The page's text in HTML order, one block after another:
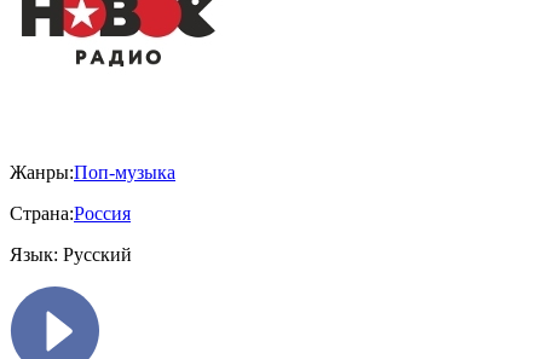
Жанры:Поп-музыка
Страна:Россия
Язык: Русский